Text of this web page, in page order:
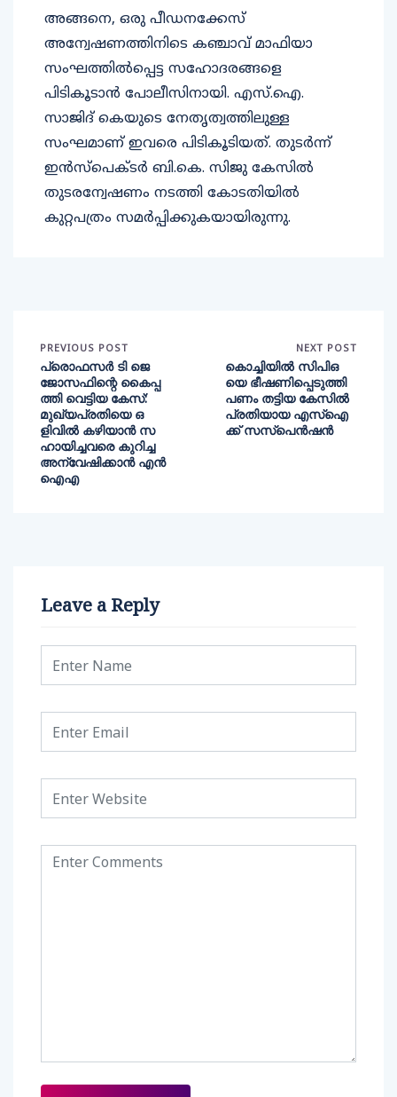
അങ്ങനെ, ഒരു പീഡനക്കേസ്
അന്വേഷണത്തിനിടെ കഞ്ചാവ് മാഫിയാ
സംഘത്തിൽപ്പെട്ട സഹോദരങ്ങളെ
പിടികൂടാൻ പോലീസിനായി. എസ്.ഐ.
സാജിദ് കെയുടെ നേതൃത്വത്തിലുള്ള
സംഘമാണ് ഇവരെ പിടികൂടിയത്. തുടർന്ന്
ഇൻസ്പെക്ടർ ബി.കെ. സിജു കേസിൽ
തുടരന്വേഷണം നടത്തി കോടതിയിൽ
കുറ്റപത്രം സമർപ്പിക്കുകയായിരുന്നു.
PREVIOUS POST
പ്രൊഫസർ ടി ജെ
ജോസഫിന്റെ കൈപ്പ
ത്തി വെട്ടിയ കേസ്:
മുഖ്യപ്രതിയെ ഒ
ളിവിൽ കഴിയാൻ സ
ഹായിച്ചവരെ കുറിച്ച
അന്വേഷിക്കാൻ എൻ
ഐഎ
NEXT POST
കൊച്ചിയിൽ സിപിഒ
യെ ഭീഷണിപ്പെടുത്തി
പണം തട്ടിയ കേസിൽ
പ്രതിയായ എസ്ഐ
ക്ക് സസ്പെൻഷൻ
Leave a Reply